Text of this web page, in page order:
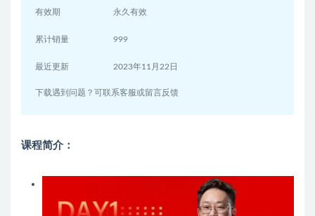
有效期 永久有效
累计销量 999
最近更新 2023年11月22日
下载遇到问题？可联系客服或留言反馈
课程简介：